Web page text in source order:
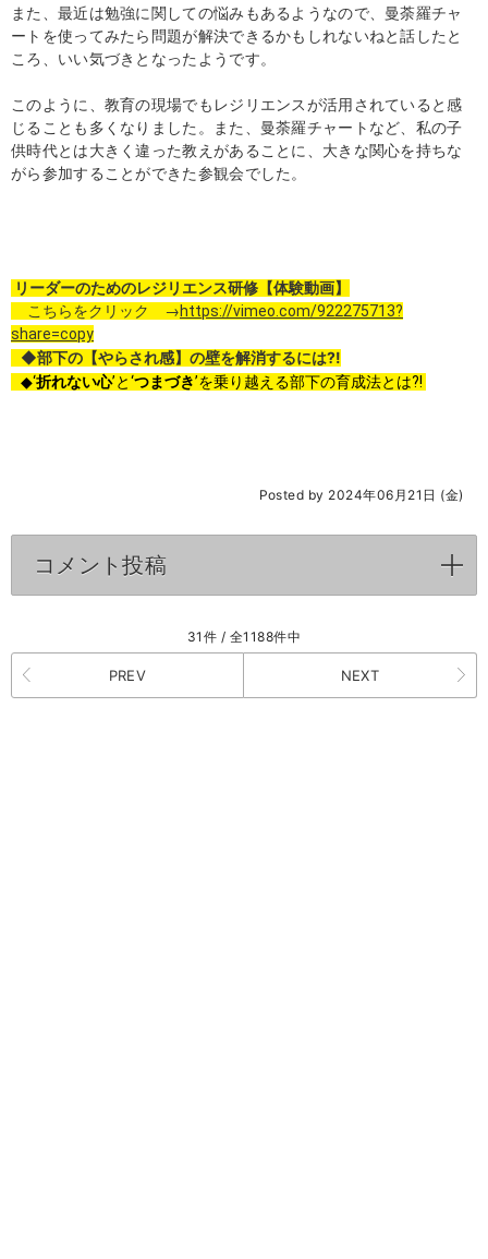
また、最近は勉強に関しての悩みもあるようなので、曼荼羅チャ
ートを使ってみたら問題が解決できるかもしれないねと話したと
ころ、いい気づきとなったようです。
このように、教育の現場でもレジリエンスが活用されていると感
じることも多くなりました。また、曼荼羅チャートなど、私の子
供時代とは大きく違った教えがあることに、大きな関心を持ちな
がら参加することができた参観会でした。
リーダーのためのレジリエンス研修【体験動画】
こちらをクリック →https://vimeo.com/922275713?
share=copy
◆部下の【やらされ感】の壁を解消するには?!
◆‘折れない心’と‘つまづき’を乗り越える部下の育成法とは?!
Posted by 2024年06月21日 (金)
コメント投稿
31件 / 全1188件中
PREV NEXT